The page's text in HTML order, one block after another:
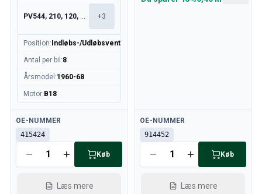
PV544, 210, 120, 130 +3
Position: Indløbs-/Udløbsventil
Antal per bil :8
Årsmodel :1960-68
Motor: B18
Tilgængelig
OE-NUMMER
415424
Køb
Læs mere
Tilgængelig
OE-NUMMER
914452
Køb
Læs mere